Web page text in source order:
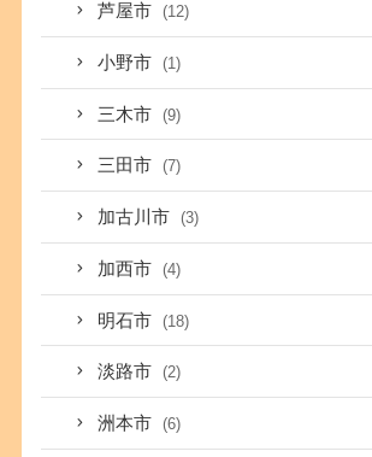
芦屋市 (12)
小野市 (1)
三木市 (9)
三田市 (7)
加古川市 (3)
加西市 (4)
明石市 (18)
淡路市 (2)
洲本市 (6)